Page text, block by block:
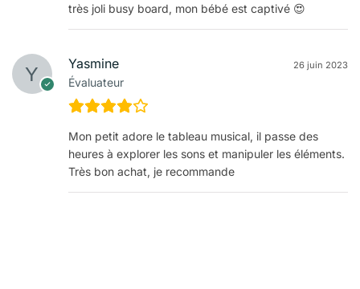
très joli busy board, mon bébé est captivé 😍
Yasmine
Évaluateur
26 juin 2023
Mon petit adore le tableau musical, il passe des
heures à explorer les sons et manipuler les éléments.
Très bon achat, je recommande